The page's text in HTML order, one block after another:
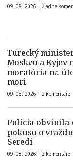
09. 08. 2026 | Žiadne
Turecký
Moskvu a Kyjev
moratória na
mori
09. 08. 2026 | 2 komentáre
Polícia obvinila
pokusu o
Seredi
09. 08. 2026 | 2 komentáre